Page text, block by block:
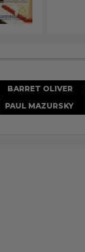
BARRET OLIVER
PAUL MAZURSKY